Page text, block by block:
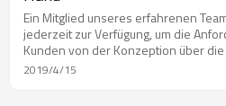
Ein Mitglied unseres erfahrenen
jederzeit zur Verfügung, um die
Kunden von der Konzeption über
hin zur Produktion zu besprechen.
2019/4/15